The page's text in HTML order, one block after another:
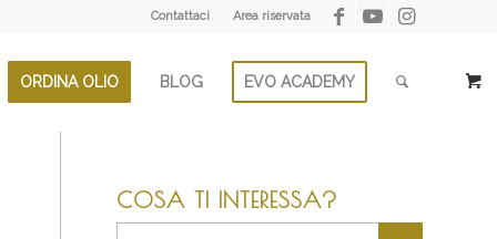
Contattaci Area riservata
ORDINA OLIO BLOG EVO ACADEMY
COSA TI INTERESSA?